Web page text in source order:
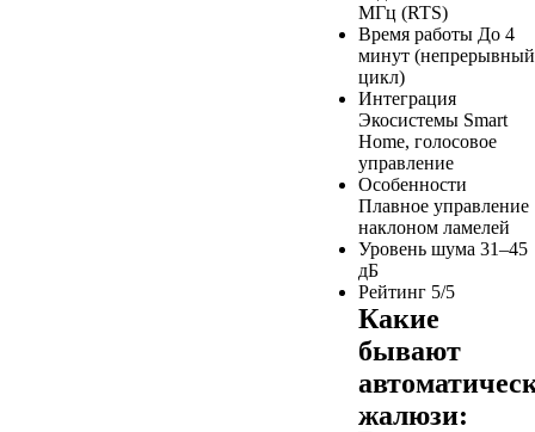
МГц (RTS)
Время работы До 4
минут (непрерывный
цикл)
Интеграция
Экосистемы Smart
Home, голосовое
управление
Особенности
Плавное управление
наклоном ламелей
Уровень шума 31–45
дБ
Рейтинг 5/5
Какие
бывают
жалюзи: